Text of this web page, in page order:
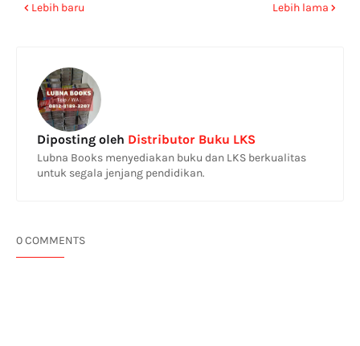
Lebih baru Lebih lama
Diposting oleh Distributor Buku LKS
Lubna Books menyediakan buku dan LKS berkualitas
untuk segala jenjang pendidikan.
0 COMMENTS